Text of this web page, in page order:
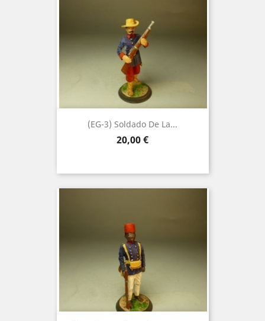
(EG-3) Soldado De La...
Precio
20,00 €